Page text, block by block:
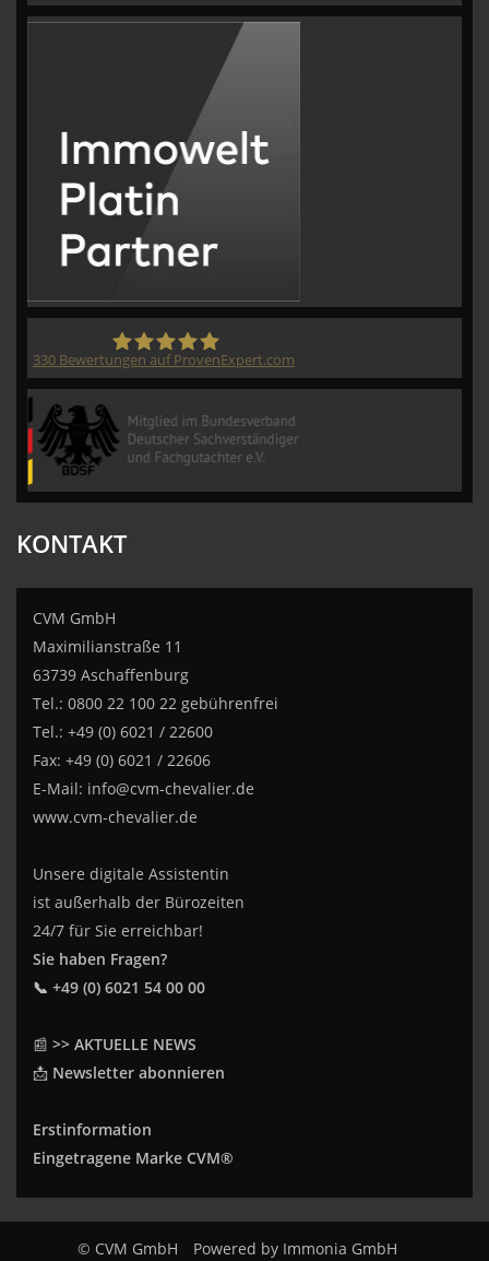
330 Bewertungen auf ProvenExpert.com
KONTAKT
CVM GmbH
Maximilianstraße 11
63739 Aschaffenburg
Tel.: 0800 22 100 22 gebührenfrei
Tel.: +49 (0) 6021 / 22600
Fax: +49 (0) 6021 / 22606
E-Mail: info@cvm-chevalier.de
www.cvm-chevalier.de
Unsere digitale Assistentin
ist außerhalb der Bürozeiten
24/7 für Sie erreichbar!
Sie haben Fragen?
📞 +49 (0) 6021 54 00 00
📰 >> AKTUELLE NEWS
📩 Newsletter abonnieren
Erstinformation
Eingetragene Marke CVM®
© CVM GmbH Powered by Immonia GmbH